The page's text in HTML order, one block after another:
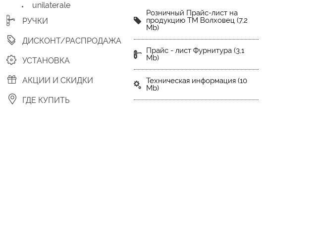
unilaterale
РУЧКИ
ДИСКОНТ/РАСПРОДАЖА
УСТАНОВКА
АКЦИИ И СКИДКИ
ГДЕ КУПИТЬ
Розничный Прайс-лист на
продукцию ТМ Волховец (7,2
Mb)
Прайс - лист Фурнитура (3,1
Mb)
Техническая информация (10
Mb)